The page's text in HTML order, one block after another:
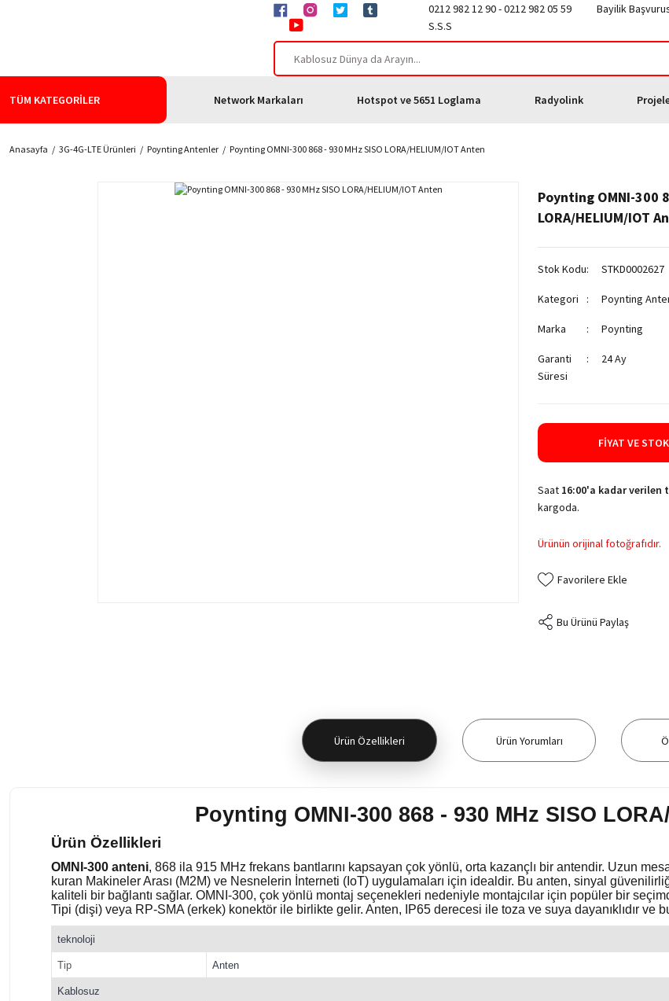
0212 982 12 90 - 0212 982 05 59 Bayilik
S.S.S
TÜM KATEGORİLER Network Markaları Hotspot ve 5651 Loglama Radyolink
Anasayfa 3G-4G-LTE Ürünleri Poynting Antenler Poynting OMNI-300 868 - 930 MHz SISO LORA/HELIUM/IOT Anten
Poynting OMNI-300
LORA/HELIUM/IOT
Stok Kodu STKD0002627
Kategori Poynting
Marka Poynting
Garanti
Süresi
24 Ay
FIYAT VE
Saat 16:00'a kadar verilen
kargoda.
Ürünün orijinal fotoğrafıdır.
Bu Ürünü Paylaş
Ürün Özellikleri Ürün Yorumları
Poynting OMNI-300 868 - 930 MHz SISO
Ürün Özellikleri
OMNI-300 anteni, 868 ila 915 MHz frekans bantlarını kapsayan çok yönlü, orta kazançlı bir antendir. Uzun
kuran Makineler Arası (M2M) ve Nesnelerin İnterneti (IoT) uygulamaları için idealdir. Bu anten, sinyal
kaliteli bir bağlantı sağlar. OMNI-300, çok yönlü montaj seçenekleri nedeniyle montajcılar için popüler bir
Tipi (dişi) veya RP-SMA (erkek) konektör ile birlikte gelir. Anten, IP65 derecesi ile toza ve suya dayanıklıdır ve
teknoloji
Tip Anten
Kablosuz